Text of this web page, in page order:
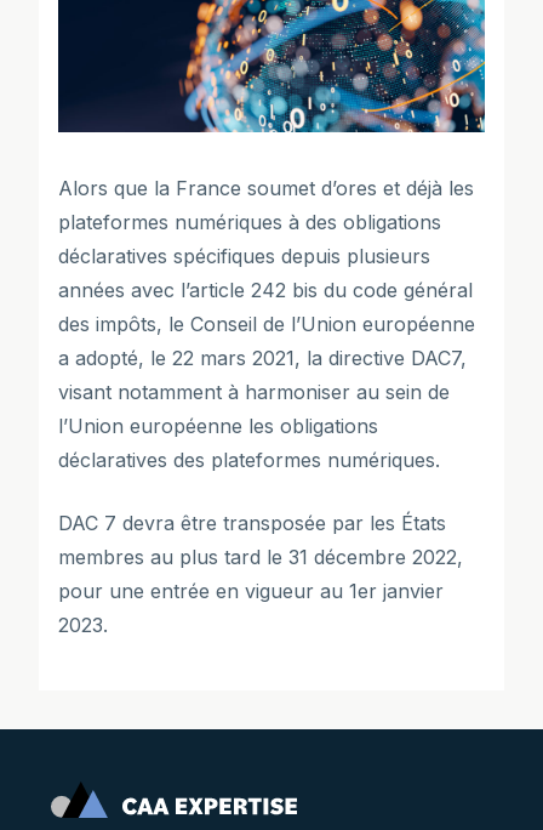
Alors que la France soumet d’ores et déjà les
plateformes numériques à des obligations
déclaratives spécifiques depuis plusieurs
années avec l’article 242 bis du code général
des impôts, le Conseil de l’Union européenne
a adopté, le 22 mars 2021, la directive DAC7,
visant notamment à harmoniser au sein de
l’Union européenne les obligations
déclaratives des plateformes numériques.
DAC 7 devra être transposée par les États
membres au plus tard le 31 décembre 2022,
pour une entrée en vigueur au 1er janvier
2023.